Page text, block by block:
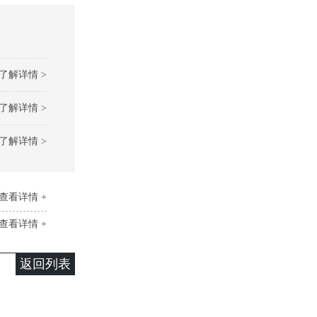
解详情 >
解详情 >
解详情 >
看详情 +
看详情 +
返回列表